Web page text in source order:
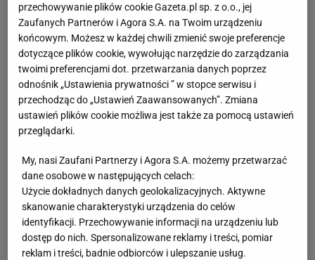
przechowywanie plików cookie Gazeta.pl sp. z o.o., jej
Zaufanych Partnerów i Agora S.A. na Twoim urządzeniu
końcowym. Możesz w każdej chwili zmienić swoje preferencje
dotyczące plików cookie, wywołując narzędzie do zarządzania
twoimi preferencjami dot. przetwarzania danych poprzez
odnośnik „Ustawienia prywatności ” w stopce serwisu i
przechodząc do „Ustawień Zaawansowanych”. Zmiana
ustawień plików cookie możliwa jest także za pomocą ustawień
przeglądarki.
My, nasi Zaufani Partnerzy i Agora S.A. możemy przetwarzać
dane osobowe w następujących celach:
Użycie dokładnych danych geolokalizacyjnych. Aktywne
skanowanie charakterystyki urządzenia do celów
identyfikacji. Przechowywanie informacji na urządzeniu lub
dostęp do nich. Spersonalizowane reklamy i treści, pomiar
reklam i treści, badnie odbiorców i ulepszanie usług.